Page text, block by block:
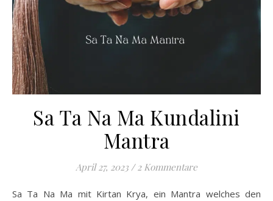
Sa Ta Na Ma Kundalini
Mantra
April 27, 2023 / 2 Kommentare
Sa Ta Na Ma mit Kirtan Krya, ein Mantra welches den